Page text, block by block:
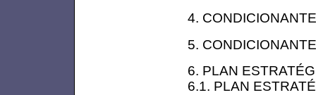
4.
5.
6. PLAN
6.1. PLAN